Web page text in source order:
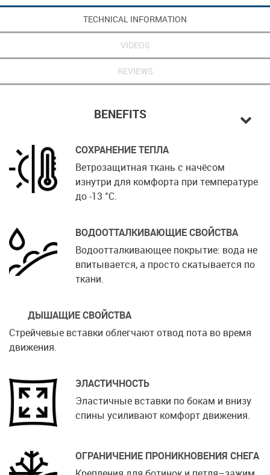
TECHNICAL INFORMATION
VIDEOS
REVIEWS
BENEFITS
СОХРАНЕНИЕ ТЕПЛА
Ветрозащитная ткань с начёсом
изнутри для комфорта при температуре
до -13 °C.
ВОДООТТАЛКИВАЮЩИЕ СВОЙСТВА
Водоотталкивающее покрытие: вода не
впитывается, а просто скатывается по
ткани.
ДЫШАЩИЕ СВОЙСТВА
Стрейчевые вставки облегчают отвод пота во время
движения.
ЭЛАСТИЧНОСТЬ
Эластичные вставки по бокам и внизу
спины усиливают комфорт движения.
ОГРАНИЧЕНИЕ ПРОНИКНОВЕНИЯ СНЕГА